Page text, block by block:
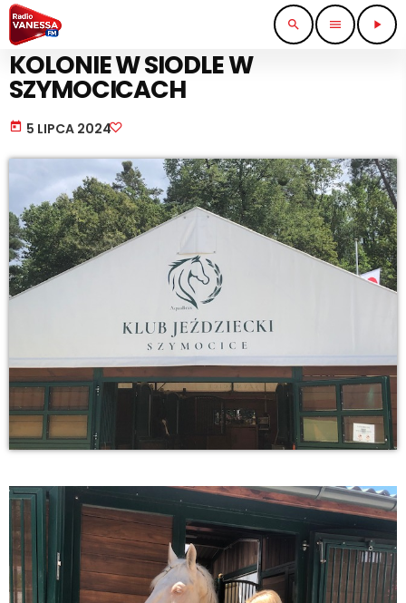
search menu play_arrow
SPORT I TURYSTYKA
KOLONIE W SIODLE W
SZYMOCICACH
today 5 LIPCA 2024